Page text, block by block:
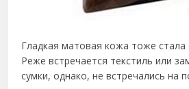
Гладкая матовая кожа тоже стала
Реже встречается текстиль или
сумки, однако, не встречались на